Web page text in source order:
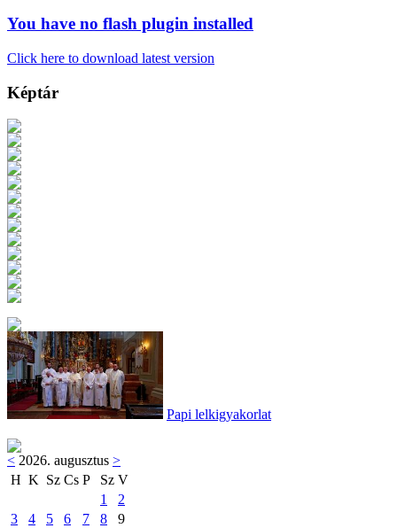
You have no flash plugin installed
Click here to download latest version
Képtár
Papi lelkigyakorlat
< 2026. augusztus >
H K Sz Cs P Sz V
1
2
3
4 5 6 7 8
9